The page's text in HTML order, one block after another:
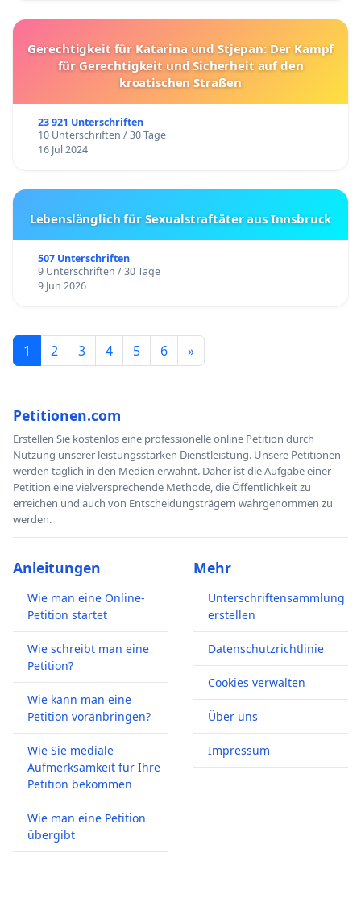
Gerechtigkeit für Katarina und Stjepan: Der Kampf
für Gerechtigkeit und Sicherheit auf den
kroatischen Straßen
23 921 Unterschriften
10 Unterschriften / 30 Tage
16 Jul 2024
Lebenslänglich für Sexualstraftäter aus Innsbruck
507 Unterschriften
9 Unterschriften / 30 Tage
9 Jun 2026
1 2 3 4 5 6 »
Petitionen.com
Erstellen Sie kostenlos eine professionelle online Petition durch
Nutzung unserer leistungsstarken Dienstleistung. Unsere Petitionen
werden täglich in den Medien erwähnt. Daher ist die Aufgabe einer
Petition eine vielversprechende Methode, die Öffentlichkeit zu
erreichen und auch von Entscheidungsträgern wahrgenommen zu
werden.
Anleitungen
Wie man eine Online-
Petition startet
Wie schreibt man eine
Petition?
Wie kann man eine
Petition voranbringen?
Wie Sie mediale
Aufmerksamkeit für Ihre
Petition bekommen
Wie man eine Petition
übergibt
Mehr
Unterschriftensammlung
erstellen
Datenschutzrichtlinie
Cookies verwalten
Über uns
Impressum